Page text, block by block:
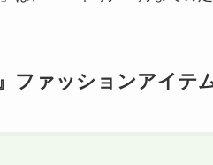
ファッションアイテ